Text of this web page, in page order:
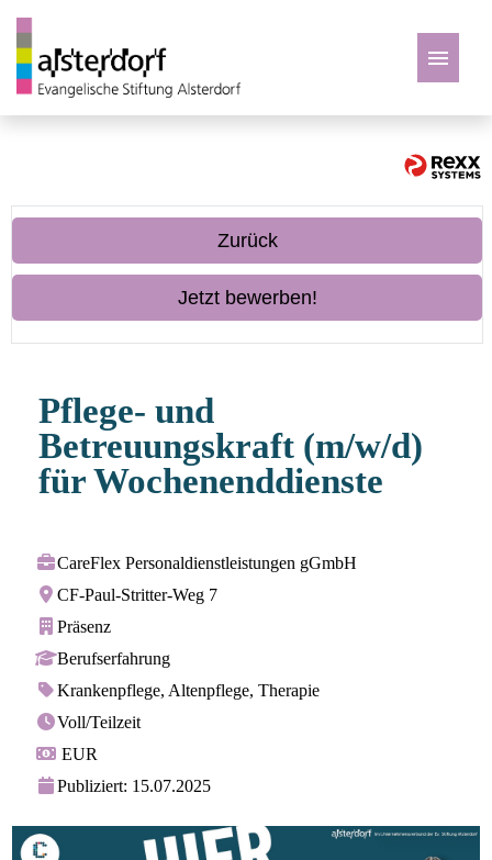
Zurück
Jetzt bewerben!
Pflege- und
Betreuungskraft (m/w/d)
für Wochenenddienste
CareFlex Personaldienstleistungen gGmbH
CF-Paul-Stritter-Weg 7
Präsenz
Berufserfahrung
Krankenpflege, Altenpflege, Therapie
Voll/Teilzeit
EUR
Publiziert: 15.07.2025